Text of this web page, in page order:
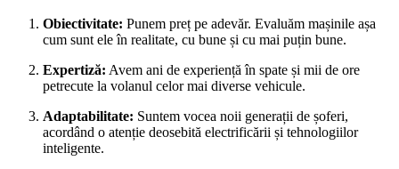
Obiectivitate: Punem preț pe adevăr. Evaluăm mașinile așa
cum sunt ele în realitate, cu bune și cu mai puțin bune.
Expertiză: Avem ani de experiență în spate și mii de ore
petrecute la volanul celor mai diverse vehicule.
Adaptabilitate: Suntem vocea noii generații de șoferi,
acordând o atenție deosebită electrificării și tehnologiilor
inteligente.